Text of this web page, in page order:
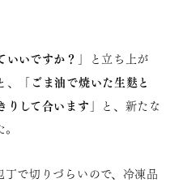
いいですか？ 」と立ち上が
、「 ごま油で焼いた生麩と
りして合います 」と、新たな
丁で切りづらいので、冷凍品